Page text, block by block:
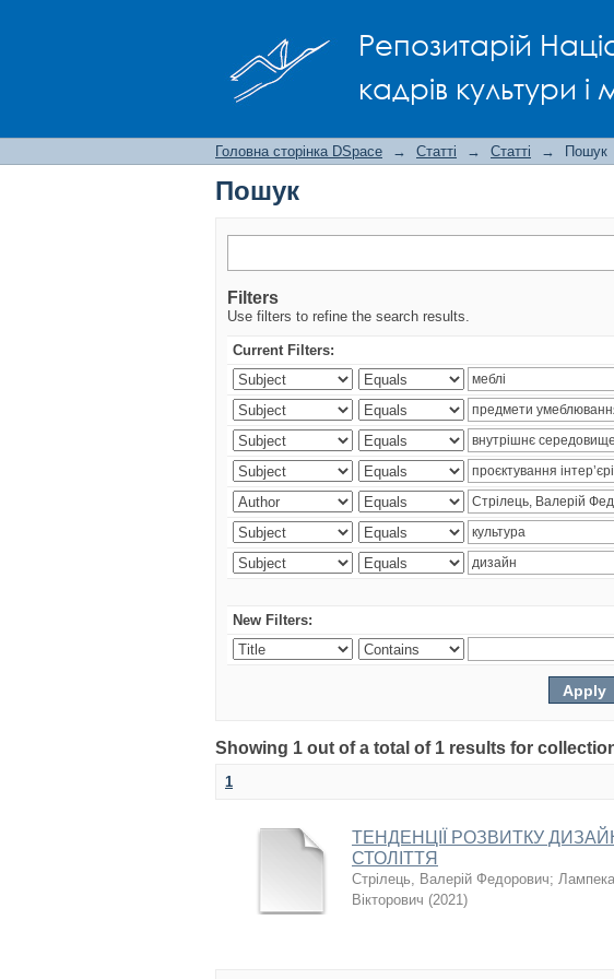
Репозитарій
кадрів культури
Головна сторінка DSpace → Статті → Статті → Пошук
Пошук
Filters
Use filters to refine the search results.
Current Filters:
New Filters:
Showing 1 out of a total of 1 results for
1
ТЕНДЕНЦІЇ РОЗВИТКУ
СТОЛІТТЯ
Стрілець, Валерій Федорович;
Вікторович (2021)